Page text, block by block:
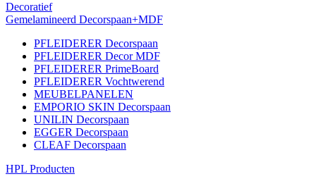
Decoratief
Gemelamineerd Decorspaan+MDF
PFLEIDERER Decorspaan
PFLEIDERER Decor MDF
PFLEIDERER PrimeBoard
PFLEIDERER Vochtwerend
MEUBELPANELEN
EMPORIO SKIN Decorspaan
UNILIN Decorspaan
EGGER Decorspaan
CLEAF Decorspaan
HPL Producten